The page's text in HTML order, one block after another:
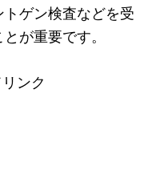
ゲン検査などを受
が重要です。
ンク